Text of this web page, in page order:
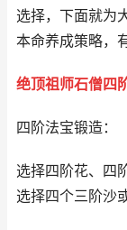
选择，下面就为
本命养成策略，
绝顶祖师石僧四
四阶法宝锻造：
选择四阶花、四
选择四个三阶沙